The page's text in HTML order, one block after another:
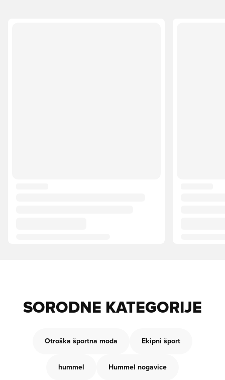
SORODNE KATEGORIJE
Otroška športna moda Ekipni šport
hummel Hummel nogavice